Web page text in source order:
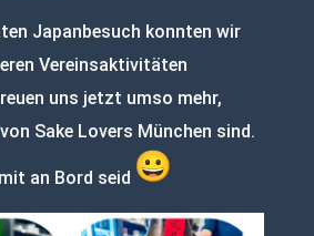
Japanbesuch konnten wir
Vereinsaktivitäten
uns jetzt umso mehr,
Sake Lovers München sind.
an Bord seid